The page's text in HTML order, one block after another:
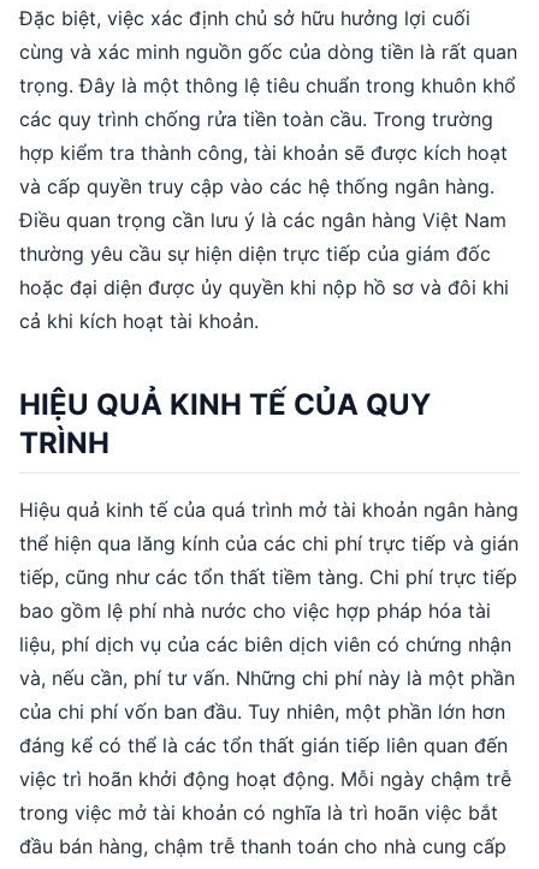
Đặc biệt, việc xác định chủ sở hữu hưởng lợi cuối
cùng và xác minh nguồn gốc của dòng tiền là rất quan
trọng. Đây là một thông lệ tiêu chuẩn trong khuôn khổ
các quy trình chống rửa tiền toàn cầu. Trong trường
hợp kiểm tra thành công, tài khoản sẽ được kích hoạt
và cấp quyền truy cập vào các hệ thống ngân hàng.
Điều quan trọng cần lưu ý là các ngân hàng Việt Nam
thường yêu cầu sự hiện diện trực tiếp của giám đốc
hoặc đại diện được ủy quyền khi nộp hồ sơ và đôi khi
cả khi kích hoạt tài khoản.
HIỆU QUẢ KINH TẾ CỦA QUY
TRÌNH
Hiệu quả kinh tế của quá trình mở tài khoản ngân hàng
thể hiện qua lăng kính của các chi phí trực tiếp và gián
tiếp, cũng như các tổn thất tiềm tàng. Chi phí trực tiếp
bao gồm lệ phí nhà nước cho việc hợp pháp hóa tài
liệu, phí dịch vụ của các biên dịch viên có chứng nhận
và, nếu cần, phí tư vấn. Những chi phí này là một phần
của chi phí vốn ban đầu. Tuy nhiên, một phần lớn hơn
đáng kể có thể là các tổn thất gián tiếp liên quan đến
việc trì hoãn khởi động hoạt động. Mỗi ngày chậm trễ
trong việc mở tài khoản có nghĩa là trì hoãn việc bắt
đầu bán hàng, chậm trễ thanh toán cho nhà cung cấp